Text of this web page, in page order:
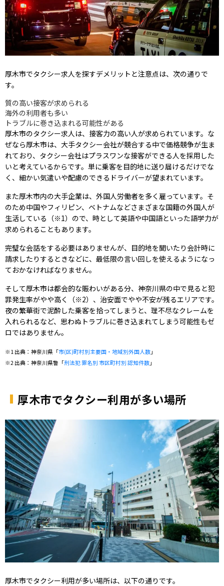
厚木市でタクシー求人を探すデメリットと注意点は、次の通りで
す。
質の高い接客が求められる
海外の利用者も多い
トラブルに巻き込まれる可能性がある
厚木市のタクシー求人は、接客力の高い人が求められています。な
ぜなら厚木市は、大手タクシー会社が競合する中で価格競争が生ま
れており、タクシー会社はプラスワンな接客ができる人を採用した
いと考えているからです。単に乗客を目的地に送り届けるだけでな
く、細かい気遣いや配慮のできるドライバーが望まれています。
また厚木市内の大手企業は、外国人労働者を多く雇っています。そ
のため中国やフィリピン、ベトナムなどさまざまな国籍の外国人が
生活している（※1）ので、時として英語や中国語といった語学力が
求められることもあります。
完璧な会話をする必要はありませんが、目的地を聞いたり会計時に
請求したりするときなどに、最低限の言い回しを使えるようになっ
ておかなければなりません。
そして厚木市は都会的な賑わいがある分、神奈川県の中で見ると犯
罪発生率がやや高く（※2）、治安面でやや不安が残るエリアです。
夜の繁華街で泥酔した乗客を拾ってしまうと、理不尽なクレームを
入れられるなど、思わぬトラブルに巻き込まれてしまう可能性もゼ
ロではありません。
※1 出典：神奈川県「​​市(区)町村別主要国・地域別外国人数 」
※2 出典：神奈川県警「刑法犯 罪名別 市区町村別 認知件数 」
厚木市でタクシー利用が多い場所
厚木市でタクシー利用が多い場所は、以下の通りです。